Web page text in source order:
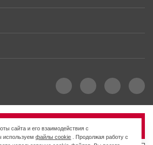
Продано
сайта и его взаимодействия с
используемфайлы cookie . Продолжая работу с